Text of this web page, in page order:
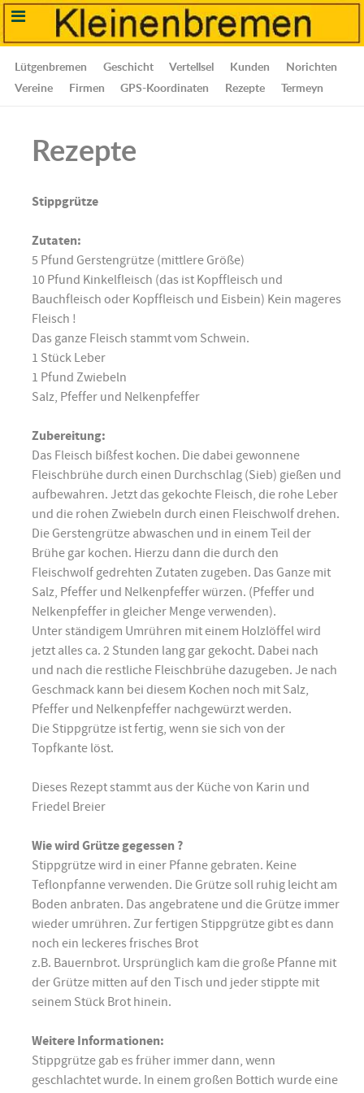
Lütgenbremen Geschicht Vertellsel Kunden
Norichten
Vereine
Firmen GPS-Koordinaten Rezepte Termeyn
Rezepte
Stippgrütze
Zutaten:
5 Pfund Gerstengrütze (mittlere Größe)
10 Pfund Kinkelfleisch (das ist Kopffleisch und
Bauchfleisch oder Kopffleisch und Eisbein) Kein mageres
Fleisch !
Das ganze Fleisch stammt vom Schwein.
1 Stück Leber
1 Pfund Zwiebeln
Salz, Pfeffer und Nelkenpfeffer
Zubereitung:
Das Fleisch bißfest kochen. Die dabei gewonnene
Fleischbrühe durch einen Durchschlag (Sieb) gießen und
aufbewahren. Jetzt das gekochte Fleisch, die rohe Leber
und die rohen Zwiebeln durch einen Fleischwolf drehen.
Die Gerstengrütze abwaschen und in einem Teil der
Brühe gar kochen. Hierzu dann die durch den
Fleischwolf gedrehten Zutaten zugeben. Das Ganze mit
Salz, Pfeffer und Nelkenpfeffer würzen. (Pfeffer und
Nelkenpfeffer in gleicher Menge verwenden).
Unter ständigem Umrühren mit einem Holzlöffel wird
jetzt alles ca. 2 Stunden lang gar gekocht. Dabei nach
und nach die restliche Fleischbrühe dazugeben. Je nach
Geschmack kann bei diesem Kochen noch mit Salz,
Pfeffer und Nelkenpfeffer nachgewürzt werden.
Die Stippgrütze ist fertig, wenn sie sich von der
Topfkante löst.
Dieses Rezept stammt aus der Küche von Karin und
Friedel Breier
Wie wird Grütze gegessen ?
Stippgrütze wird in einer Pfanne gebraten. Keine
Teflonpfanne verwenden. Die Grütze soll ruhig leicht am
Boden anbraten. Das angebratene und die Grütze immer
wieder umrühren. Zur fertigen Stippgrütze gibt es dann
noch ein leckeres frisches Brot
z.B. Bauernbrot. Ursprünglich kam die große Pfanne mit
der Grütze mitten auf den Tisch und jeder stippte mit
seinem Stück Brot hinein.
Weitere Informationen:
Stippgrütze gab es früher immer dann, wenn
geschlachtet wurde. In einem großen Bottich wurde eine